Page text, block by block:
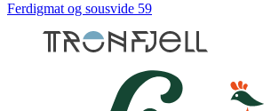
Ferdigmat og sousvide 59